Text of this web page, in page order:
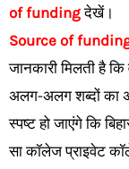
of fundingदेखें।
Source of
जानकारी मिलती है
अलग-अलग शब्दों का
स्पष्ट हो जाएंगे कि
सा कॉलेज प्राइवेट